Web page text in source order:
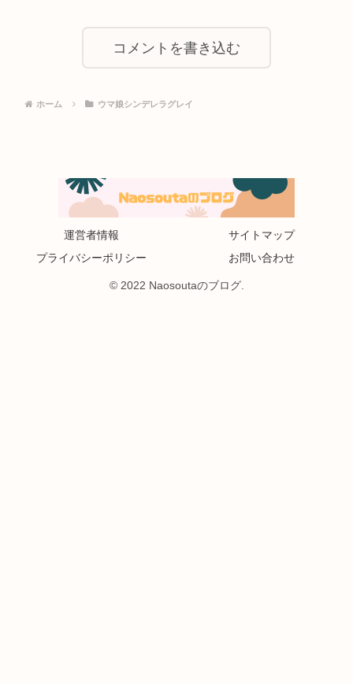
コメントを書き込む
ホーム ウマ娘シンデレラグレイ
運営者情報
サイトマップ
プライバシーポリシー
お問い合わせ
© 2022 Naosoutaのブログ.